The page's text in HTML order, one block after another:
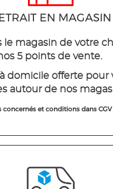
EN MAGASIN
le magasin de votre
5 points de vente.
domicile offerte pour
autour de nos
concernés et conditions dans